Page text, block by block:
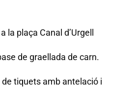
la plaça Canal d’Urgell
de graellada de carn.
tiquets amb antelació i